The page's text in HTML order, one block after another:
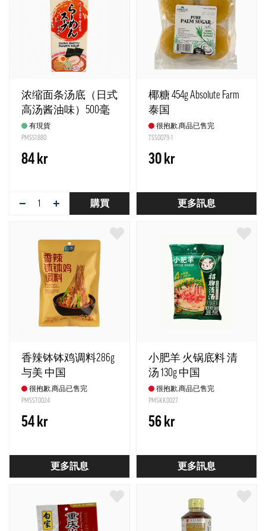
浓缩面条汤底（日式
高汤酱油味）500毫
升 丸友牌
有現貨
PMSS1880
84 kr
− + 購買
椰糖 454g Absolute Farm
泰国
很抱歉,商品已售完
TSS0079-1
30 kr
更多訊息
香辣钵钵鸡调料286g
与美 中国
很抱歉,商品已售完
PMSST0024
54 kr
更多訊息
小肥羊 火锅底料 清
汤 130g 中国
很抱歉,商品已售完
PMSKK0027
56 kr
更多訊息